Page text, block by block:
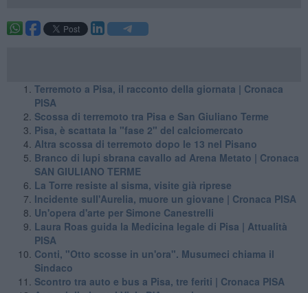
Terremoto a Pisa, il racconto della giornata | Cronaca
PISA
Scossa di terremoto tra Pisa e San Giuliano Terme
Pisa, è scattata la "fase 2" del calciomercato
Altra scossa di terremoto dopo le 13 nel Pisano
Branco di lupi sbrana cavallo ad Arena Metato | Cronaca
SAN GIULIANO TERME
La Torre resiste al sisma, visite già riprese
Incidente sull'Aurelia, muore un giovane | Cronaca PISA
Un'opera d'arte per Simone Canestrelli
Laura Roas guida la Medicina legale di Pisa | Attualità
PISA
Conti, "Otto scosse in un'ora". Musumeci chiama il
Sindaco
Scontro tra auto e bus a Pisa, tre feriti | Cronaca PISA